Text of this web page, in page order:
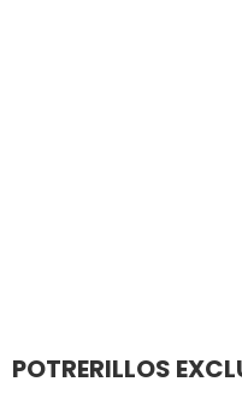
POTRERILLOS